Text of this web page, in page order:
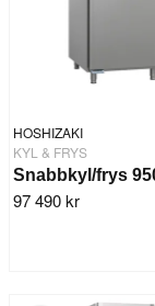
HOSHIZAKI
KYL & FRYS
97 490 kr